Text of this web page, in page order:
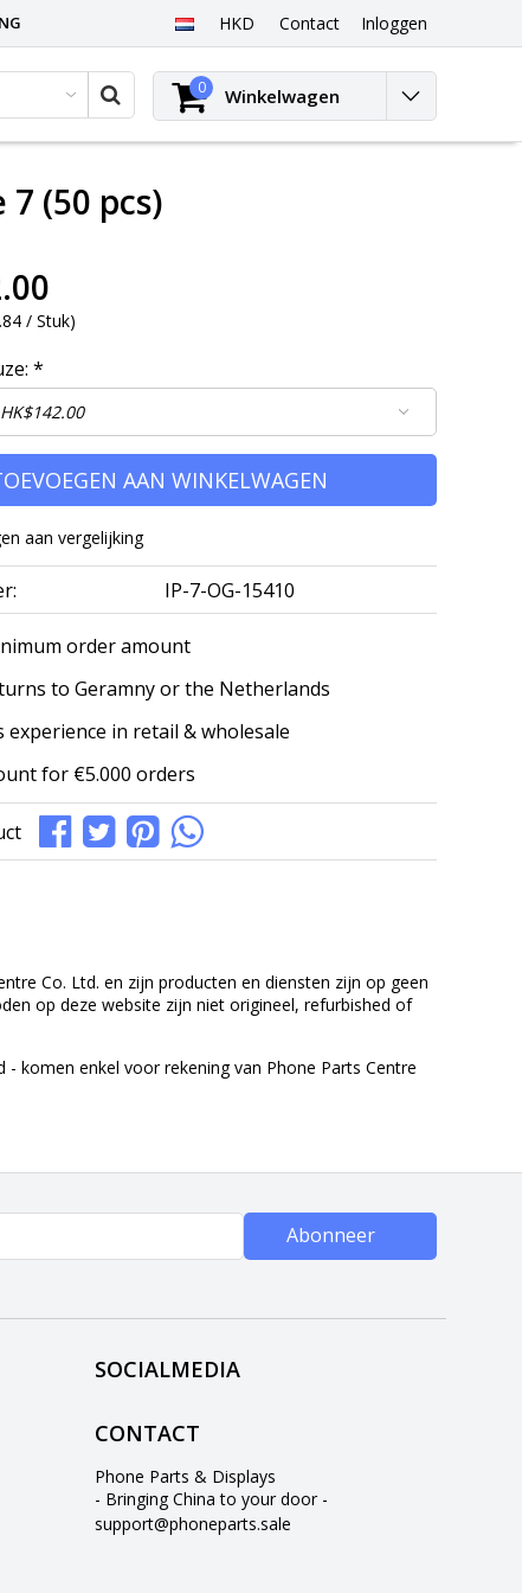
HKD Contact Inloggen
0 Winkelwagen
(50 pcs)
/ Stuk)
*
AAN WINKELWAGEN
aan vergelijking
IP-7-OG-15410
order amount
to Geramny or the Netherlands
experience in retail & wholesale
for €5.000 orders
Co. Ltd. en zijn producten en diensten zijn op geen
op deze website zijn niet origineel, refurbished of
komen enkel voor rekening van Phone Parts Centre
Abonneer
SOCIALMEDIA
CONTACT
Phone Parts & Displays
- Bringing China to your door -
support@phoneparts.sale